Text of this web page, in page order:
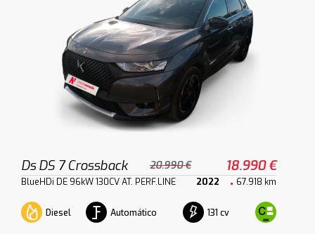
Ds DS 7 Crossback 20.990 € 18.990 €
BlueHDi DE 96kW 130CV AT. PERF.LINE 2022 67.918 km
Diesel Automático 131 cv